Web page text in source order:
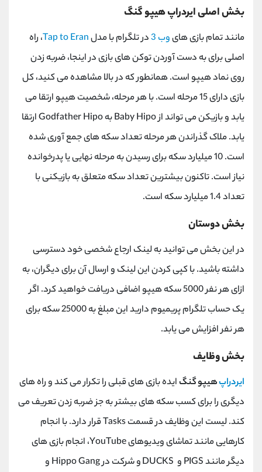
بخش اصلی ایردراپ هیپو گنگ
مانند تمام بازی‌ هایوب 3 در تلگرام با مدلTap to Eran، راه
اصلی برای به دست آوردن توکن ‌های بازی در اینجا، ضربه زدن
روی نماد هیپو است. همانطور که در بالا مشاهده می کنید، کل
بازی دارای 15 مرحله است. با هر مرحله، شخصیت هیپو ارتقا می
یابد و بازیکن می تواند ازBaby HipoبهGodfather Hipoارتقا
یابد. ملاک گذراندن هر مرحله تعداد سکه های جمع آوری شده
است. 10 میلیارد سکه برای رسیدن به مرحله نهایی یا پدرخوانده
نیاز است. تاکنون بیشترین تعداد سکه متعلق به بازیکنی با
تعداد 1.4 میلیارد سکه است.
بخش دوستان
در این بخش می توانید به لینک ارجاع شخصی خود دسترسی
داشته باشید. با کپی کردن این لینک و ارسال آن برای دیگران، به
ازای هر نفر 5000 سکه هیپو اضافی دریافت خواهید کرد. اگر
یک حساب تلگرام پریمیوم دارید این مبلغ به 25000 سکه برای
هر نفر افزایش می یابد.
بخش وظایف
ایردراپهیپو گنگایده بازی های قبلی را تکرار می کند و راه های
دیگری را برای کسب سکه های بیشتر به جز ضربه زدن تعریف می
کند. لیست این وظایف در قسمتTasksقرار دارد. با انجام
کارهایی مانند تماشای ویدیوهایYouTube، انجام بازی ‌های
دیگر مانندPIGS و DUCKSو شرکت درHippo Gang و